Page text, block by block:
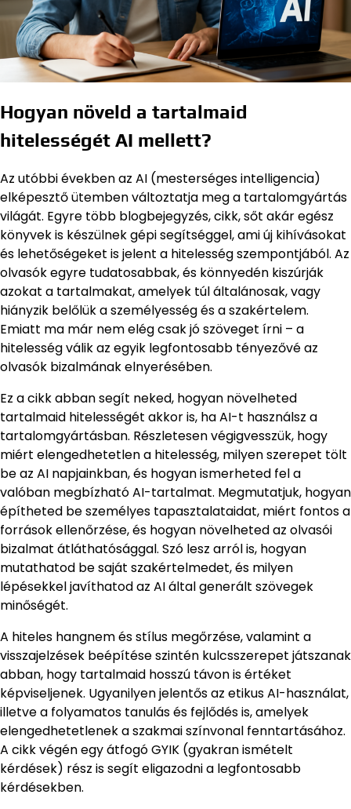
Hogyan növeld a tartalmaid
hitelességét AI mellett?
Az utóbbi években az AI (mesterséges intelligencia)
elképesztő ütemben változtatja meg a tartalomgyártás
világát. Egyre több blogbejegyzés, cikk, sőt akár egész
könyvek is készülnek gépi segítséggel, ami új kihívásokat
és lehetőségeket is jelent a hitelesség szempontjából. Az
olvasók egyre tudatosabbak, és könnyedén kiszúrják
azokat a tartalmakat, amelyek túl általánosak, vagy
hiányzik belőlük a személyesség és a szakértelem.
Emiatt ma már nem elég csak jó szöveget írni – a
hitelesség válik az egyik legfontosabb tényezővé az
olvasók bizalmának elnyerésében.
Ez a cikk abban segít neked, hogyan növelheted
tartalmaid hitelességét akkor is, ha AI-t használsz a
tartalomgyártásban. Részletesen végigvesszük, hogy
miért elengedhetetlen a hitelesség, milyen szerepet tölt
be az AI napjainkban, és hogyan ismerheted fel a
valóban megbízható AI-tartalmat. Megmutatjuk, hogyan
építheted be személyes tapasztalataidat, miért fontos a
források ellenőrzése, és hogyan növelheted az olvasói
bizalmat átláthatósággal. Szó lesz arról is, hogyan
mutathatod be saját szakértelmedet, és milyen
lépésekkel javíthatod az AI által generált szövegek
minőségét.
A hiteles hangnem és stílus megőrzése, valamint a
visszajelzések beépítése szintén kulcsszerepet játszanak
abban, hogy tartalmaid hosszú távon is értéket
képviseljenek. Ugyanilyen jelentős az etikus AI-használat,
illetve a folyamatos tanulás és fejlődés is, amelyek
elengedhetetlenek a szakmai színvonal fenntartásához.
A cikk végén egy átfogó GYIK (gyakran ismételt
kérdések) rész is segít eligazodni a legfontosabb
kérdésekben.